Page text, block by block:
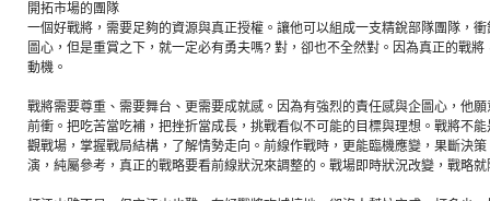
開拓市場的團隊
一個好戰將，需要足夠的資源與真正授權。讓他可以組成一支精銳部隊團隊，
圖心，但是重賞之下，就一定必有勇夫嗎? 對，卻也不全然對。因為真正的戰
動機。
戰將需要尊重、需要舞台、更需要成就感。因為有強烈的責任感與企圖心，他
前衝。把吃苦當吃補，把挫折當成長，挑戰看似不可能的目標與理想。戰將不
觀戰場，掌握戰局結構，了解情勢走向。前線作戰時，更能臨機應變，果斷決
演，純屬參考，真正的戰略要看前線狀況來調整的。戰場即時狀況改變，戰略